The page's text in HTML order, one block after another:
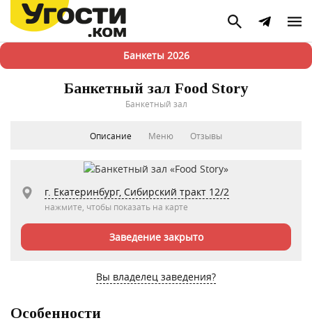
Банкеты 2026
Банкетный зал Food Story
Банкетный зал
Описание Меню Отзывы
г. Екатеринбург, Сибирский тракт 12/2
нажмите, чтобы показать на карте
Заведение закрыто
Вы владелец заведения?
Особенности